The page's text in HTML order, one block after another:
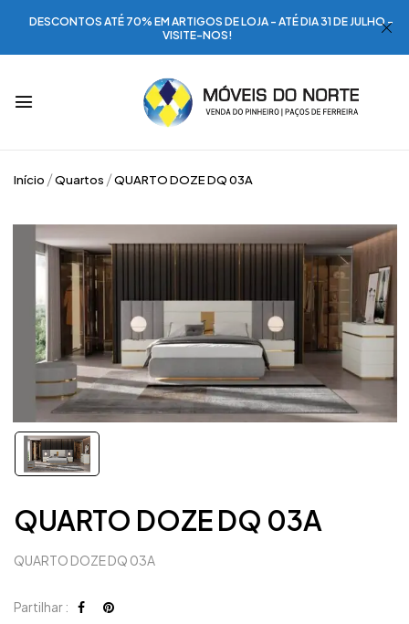
DESCONTOS ATÉ 70% EM ARTIGOS DE LOJA - ATÉ DIA 31 DE JULHO -
VISITE-NOS!
Início Quartos QUARTO DOZE DQ 03A
QUARTO DOZE DQ 03A
QUARTO DOZE DQ 03A
Partilhar :